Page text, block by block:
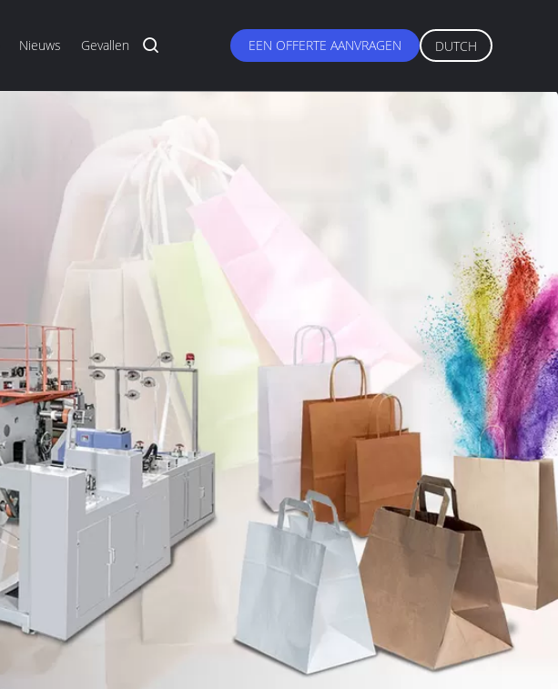
Nieuws Gevallen EEN OFFERTE AANVRAGEN DUTCH